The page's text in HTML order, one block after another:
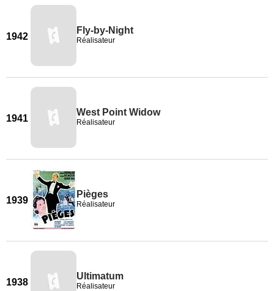
1942
Fly-by-Night
Réalisateur
1941
West Point Widow
Réalisateur
1939
Pièges
Réalisateur
1938
Ultimatum
Réalisateur